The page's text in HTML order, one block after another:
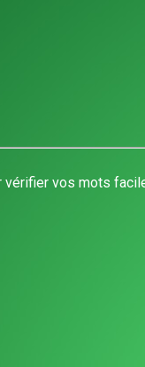
vérifier vos mots